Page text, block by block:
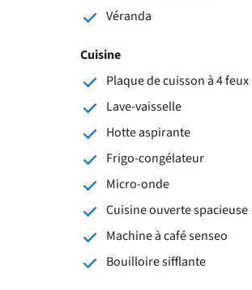
Véranda
Cuisine
Plaque de cuisson à 4 feux
Lave-vaisselle
Hotte aspirante
Frigo-congélateur
Micro-onde
Cuisine ouverte spacieuse
Machine à café senseo
Bouilloire sifflante